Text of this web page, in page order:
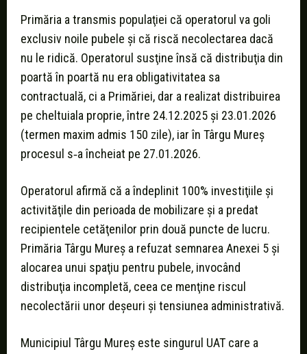
Primăria a transmis populaţiei că operatorul va goli
exclusiv noile pubele şi că riscă necolectarea dacă
nu le ridică. Operatorul susţine însă că distribuţia din
poartă în poartă nu era obligativitatea sa
contractuală, ci a Primăriei, dar a realizat distribuirea
pe cheltuiala proprie, între 24.12.2025 şi 23.01.2026
(termen maxim admis 150 zile), iar în Târgu Mureş
procesul s‑a încheiat pe 27.01.2026.
Operatorul afirmă că a îndeplinit 100% investiţiile şi
activităţile din perioada de mobilizare şi a predat
recipientele cetăţenilor prin două puncte de lucru.
Primăria Târgu Mureş a refuzat semnarea Anexei 5 şi
alocarea unui spaţiu pentru pubele, invocând
distribuţia incompletă, ceea ce menţine riscul
necolectării unor deşeuri şi tensiunea administrativă.
Municipiul Târgu Mureş este singurul UAT care a